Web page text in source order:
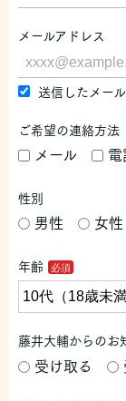
メールアドレス
送信したメー
ご希望の連絡方法
メール 電
性別
男性 女性
年齢
藤井大輔からのお
受け取る